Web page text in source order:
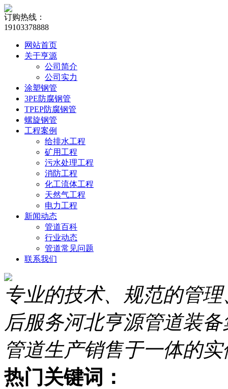
订购热线：
19103378888
网站首页
关于亨源
公司简介
公司实力
涂塑钢管
3PE防腐钢管
TPEP防腐钢管
螺旋钢管
工程案例
给排水工程
矿用工程
污水处理工程
消防工程
化工流体工程
天然气工程
电力工程
新闻动态
管道百科
行业动态
管道常见问题
联系我们
专业的技术、规范的管
后服务河北亨源管道装
管道生产销售于一体的
热门关键词：